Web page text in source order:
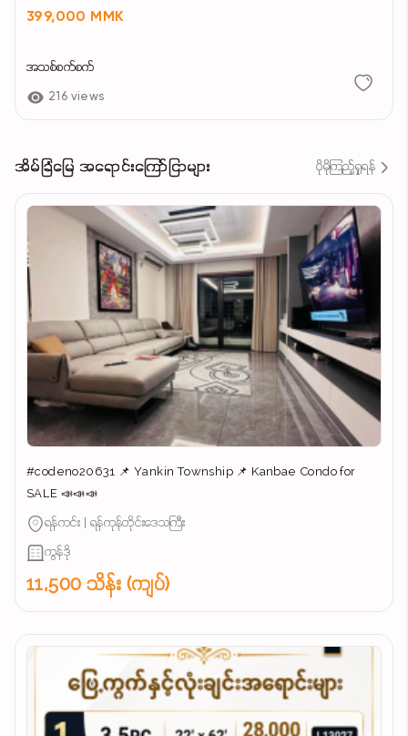
399,000 MMK
အသစ်စက်စက်
216 views
အိမ်ခြံမြေ အရောင်းကြော်ငြာများ ပိုမိုကြည့်ရှုရန်
#codeno20631 📌 Yankin Township 📌 Kanbae Condo for
SALE 📣📣📣
ရန်ကင်း | ရန်ကုန်တိုင်းဒေသကြီး
ကွန်ဒို
11,500 သိန်း (ကျပ်)